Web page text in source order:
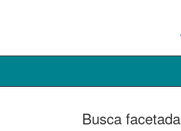
Busca facetada